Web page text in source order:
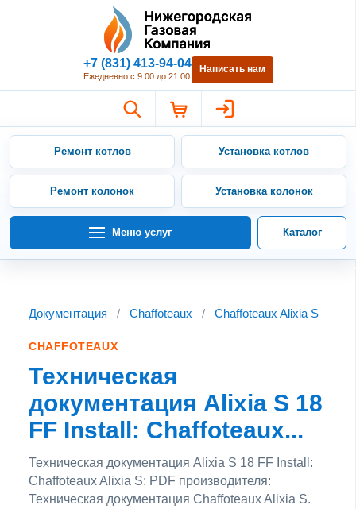
Нижегородская Газовая
+7 (831) 413-94-04
Ежедневно с 9:00 до 21:00
Написать нам
Ремонт котлов Установка котлов
Ремонт колонок Установка колонок
Меню услуг Каталог
Документация / Chaffoteaux / Chaffoteaux Alixia S
CHAFFOTEAUX
Техническая
документация Alixia S 18
FF Install: Chaffoteaux...
Техническая документация Alixia S 18 FF Install:
Chaffoteaux Alixia S: PDF производителя:
Техническая документация Chaffoteaux Alixia S.